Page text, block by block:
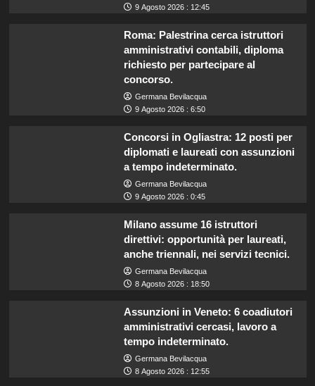
9 Agosto 2026 : 12:45
Roma: Palestrina cerca istruttori
amministrativi contabili, diploma
richiesto per partecipare al
concorso.
Germana Bevilacqua
9 Agosto 2026 : 6:50
Concorsi in Ogliastra: 12 posti per
diplomati e laureati con assunzioni
a tempo indeterminato.
Germana Bevilacqua
9 Agosto 2026 : 0:45
Milano assume 16 istruttori
direttivi: opportunità per laureati,
anche triennali, nei servizi tecnici.
Germana Bevilacqua
8 Agosto 2026 : 18:50
Assunzioni in Veneto: 6 coadiutori
amministrativi cercasi, lavoro a
tempo indeterminato.
Germana Bevilacqua
8 Agosto 2026 : 12:55